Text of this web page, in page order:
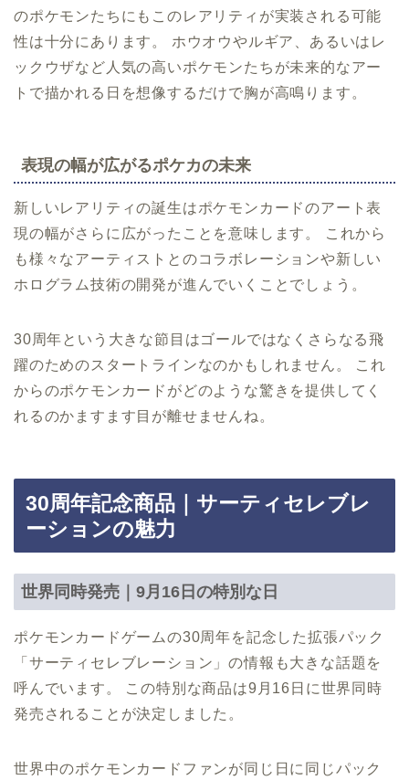
のポケモンたちにもこのレアリティが実装される可能
性は十分にあります。 ホウオウやルギア、あるいはレ
ックウザなど人気の高いポケモンたちが未来的なアー
トで描かれる日を想像するだけで胸が高鳴ります。
表現の幅が広がるポケカの未来
新しいレアリティの誕生はポケモンカードのアート表
現の幅がさらに広がったことを意味します。 これから
も様々なアーティストとのコラボレーションや新しい
ホログラム技術の開発が進んでいくことでしょう。
30周年という大きな節目はゴールではなくさらなる飛
躍のためのスタートラインなのかもしれません。 これ
からのポケモンカードがどのような驚きを提供してく
れるのかますます目が離せませんね。
30周年記念商品｜サーティセレブレ
ーションの魅力
世界同時発売｜9月16日の特別な日
ポケモンカードゲームの30周年を記念した拡張パック
「サーティセレブレーション」の情報も大きな話題を
呼んでいます。 この特別な商品は9月16日に世界同時
発売されることが決定しました。
世界中のポケモンカードファンが同じ日に同じパック